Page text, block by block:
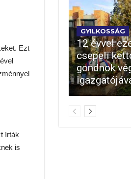
Ezt
írták
is
GYILKOSSÁG
12 évvel
csepeli
gondnok